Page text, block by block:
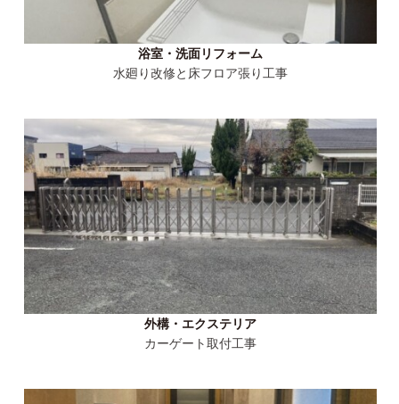
浴室・洗面リフォーム
水廻り改修と床フロア張り工事
外構・エクステリア
カーゲート取付工事